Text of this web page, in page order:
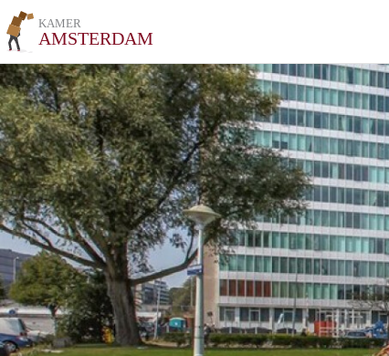
KAMER
AMSTERDAM